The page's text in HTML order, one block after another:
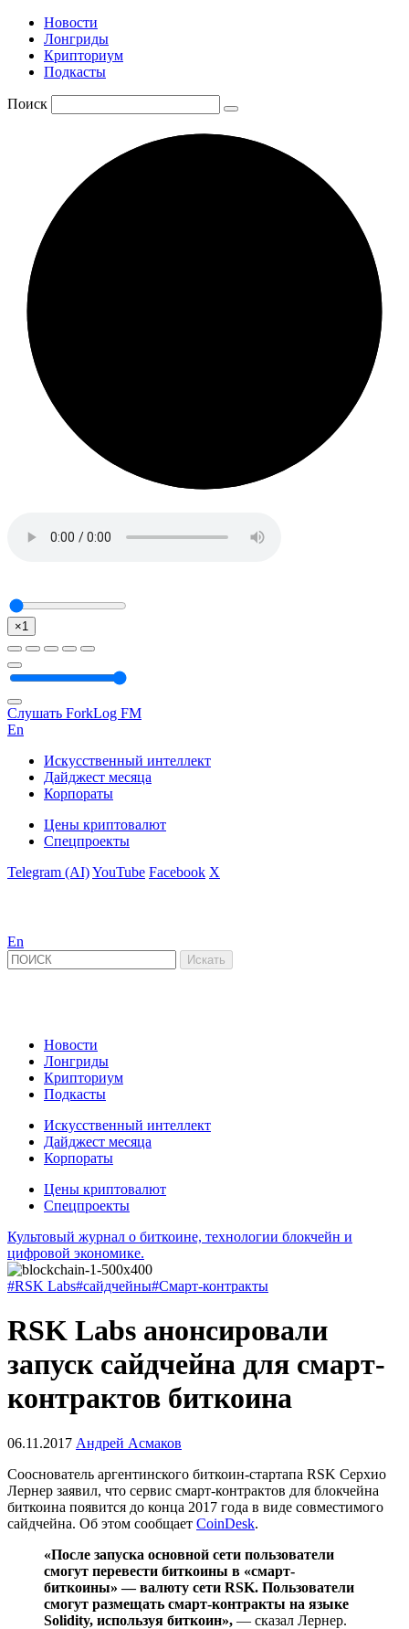
Новости
Лонгриды
Крипториум
Подкасты
Поиск
×1
Слушать ForkLog FM
En
Искусственный интеллект
Дайджест месяца
Корпораты
Цены криптовалют
Спецпроекты
Telegram (AI)YouTube Facebook X
En
Новости
Лонгриды
Крипториум
Подкасты
Искусственный интеллект
Дайджест месяца
Корпораты
Цены криптовалют
Спецпроекты
Культовый журнал о биткоине, технологии блокчейн и
цифровой экономике.
#RSK Labs#сайдчейны#Смарт-контракты
RSK Labs анонсировали
запуск сайдчейна для смарт-
контрактов биткоина
06.11.2017 Андрей Асмаков
Сооснователь аргентинского биткоин-стартапа RSK Серхио
Лернер заявил, что сервис смарт-контрактов для блокчейна
биткоина появится до конца 2017 года в виде совместимого
сайдчейна. Об этом сообщает CoinDesk.
«После запуска основной сети пользователи
смогут перевести биткоины в «смарт-
биткоины» — валюту сети RSK. Пользователи
смогут размещать смарт-контракты на языке
Solidity, используя биткоин», — сказал Лернер.